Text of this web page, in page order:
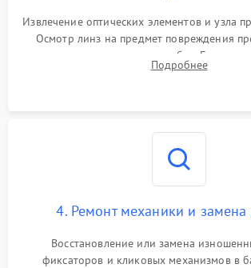
Извлечение оптических элементов и узла
Осмотр линз на предмет повреждения
покрытия или появления грибка. Бережная
спецрастворами. Проверка целостности
Подробнее
4. Ремонт механики и замена
Восстановление или замена
фиксаторов и кликовых механизмов в